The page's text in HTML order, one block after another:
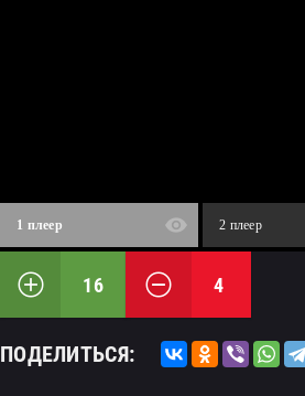
1 плеер 2 плеер
16 4
ПОДЕЛИТЬСЯ: